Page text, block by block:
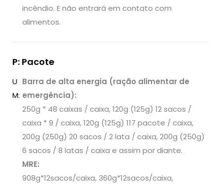
incêndio. E não entrará em contato com
alimentos.
P: Pacote
U
M:
Barra de alta energia (ração alimentar de
emergência):
250g * 48 caixas / caixa, 120g (125g) 12 sacos /
caixa * 9 / caixa, 120g (125g) 117 pacote / caixa,
200g (250g) 20 sacos / 2 lata / caixa, 200g (250g)
6 sacos / 8 latas / caixa e assim por diante.
MRE:
908g*12sacos/caixa, 360g*12sacos/caixa,